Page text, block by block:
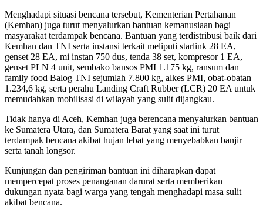
Menghadapi situasi bencana tersebut, Kementerian Pertahanan
(Kemhan) juga turut menyalurkan bantuan kemanusiaan bagi
masyarakat terdampak bencana. Bantuan yang terdistribusi baik dari
Kemhan dan TNI serta instansi terkait meliputi starlink 28 EA,
genset 28 EA, mi instan 750 dus, tenda 38 set, kompresor 1 EA,
genset PLN 4 unit, sembako bansos PMI 1.175 kg, ransum dan
family food Balog TNI sejumlah 7.800 kg, alkes PMI, obat-obatan
1.234,6 kg, serta perahu Landing Craft Rubber (LCR) 20 EA untuk
memudahkan mobilisasi di wilayah yang sulit dijangkau.
Tidak hanya di Aceh, Kemhan juga berencana menyalurkan bantuan
ke Sumatera Utara, dan Sumatera Barat yang saat ini turut
terdampak bencana akibat hujan lebat yang menyebabkan banjir
serta tanah longsor.
Kunjungan dan pengiriman bantuan ini diharapkan dapat
mempercepat proses penanganan darurat serta memberikan
dukungan nyata bagi warga yang tengah menghadapi masa sulit
akibat bencana.